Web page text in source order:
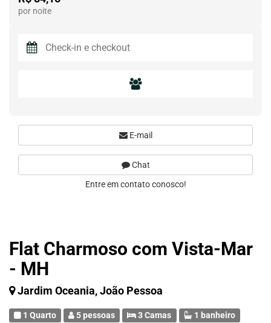
Flat Charmoso com Vista-Mar
- MH
Jardim Oceania, João Pessoa
1 Quarto 5 pessoas 3 Camas
1 banheiro
por noite
E-mail
Chat
Entre em contato conosco!